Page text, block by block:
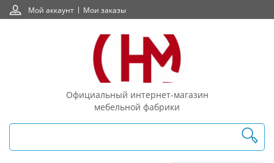
Мой аккаунт Мои заказы
Официальный интернет-магазин
мебельной фабрики